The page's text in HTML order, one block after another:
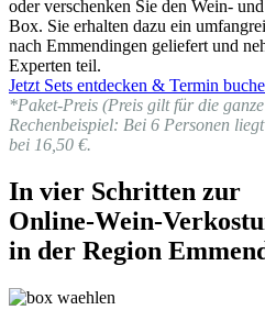
oder verschenken Sie den Wein-
Box. Sie erhalten dazu ein
nach Emmendingen geliefert und
Experten teil.
Jetzt Sets entdecken & Termin
*Paket-Preis (Preis gilt für die
Rechenbeispiel: Bei 6 Personen
bei 16,50 €.
In vier Schritten zur
Online-Wein-
in der Region